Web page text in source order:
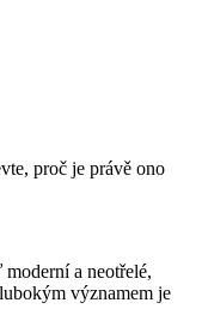
proč je právě ono
a neotřelé,
významem je